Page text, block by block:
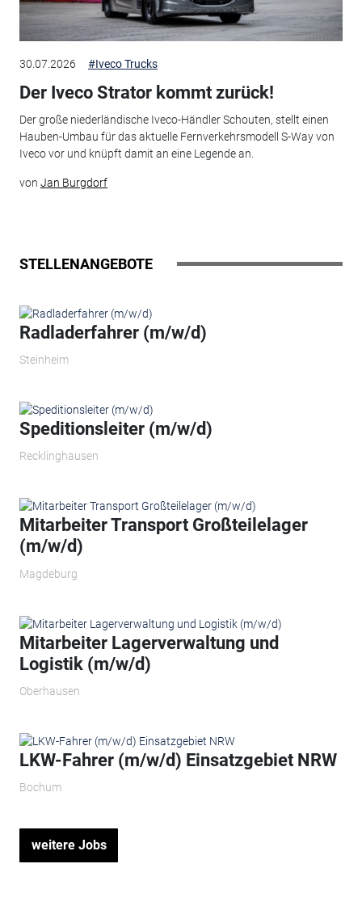
30.07.2026 #Iveco Trucks
Der Iveco Strator kommt zurück!
Der große niederländische Iveco-Händler Schouten, stellt einen
Hauben-Umbau für das aktuelle Fernverkehrsmodell S-Way von
Iveco vor und knüpft damit an eine Legende an.
von Jan Burgdorf
STELLENANGEBOTE
Radladerfahrer (m/w/d)
Steinheim
Speditionsleiter (m/w/d)
Recklinghausen
Mitarbeiter Transport Großteilelager
(m/w/d)
Magdeburg
Mitarbeiter Lagerverwaltung und
Logistik (m/w/d)
Oberhausen
LKW-Fahrer (m/w/d) Einsatzgebiet NRW
Bochum
weitere Jobs